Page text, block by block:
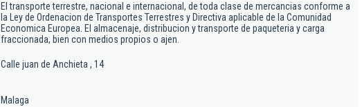
El transporte terrestre, nacional e internacional, de toda clase de mercancias conforme a
la Ley de Ordenacion de Transportes Terrestres y Directiva aplicable de la Comunidad
Economica Europea. El almacenaje, distribucion y transporte de paqueteria y carga
fraccionada, bien con medios propios o ajen.
Calle juan de Anchieta , 14
Malaga